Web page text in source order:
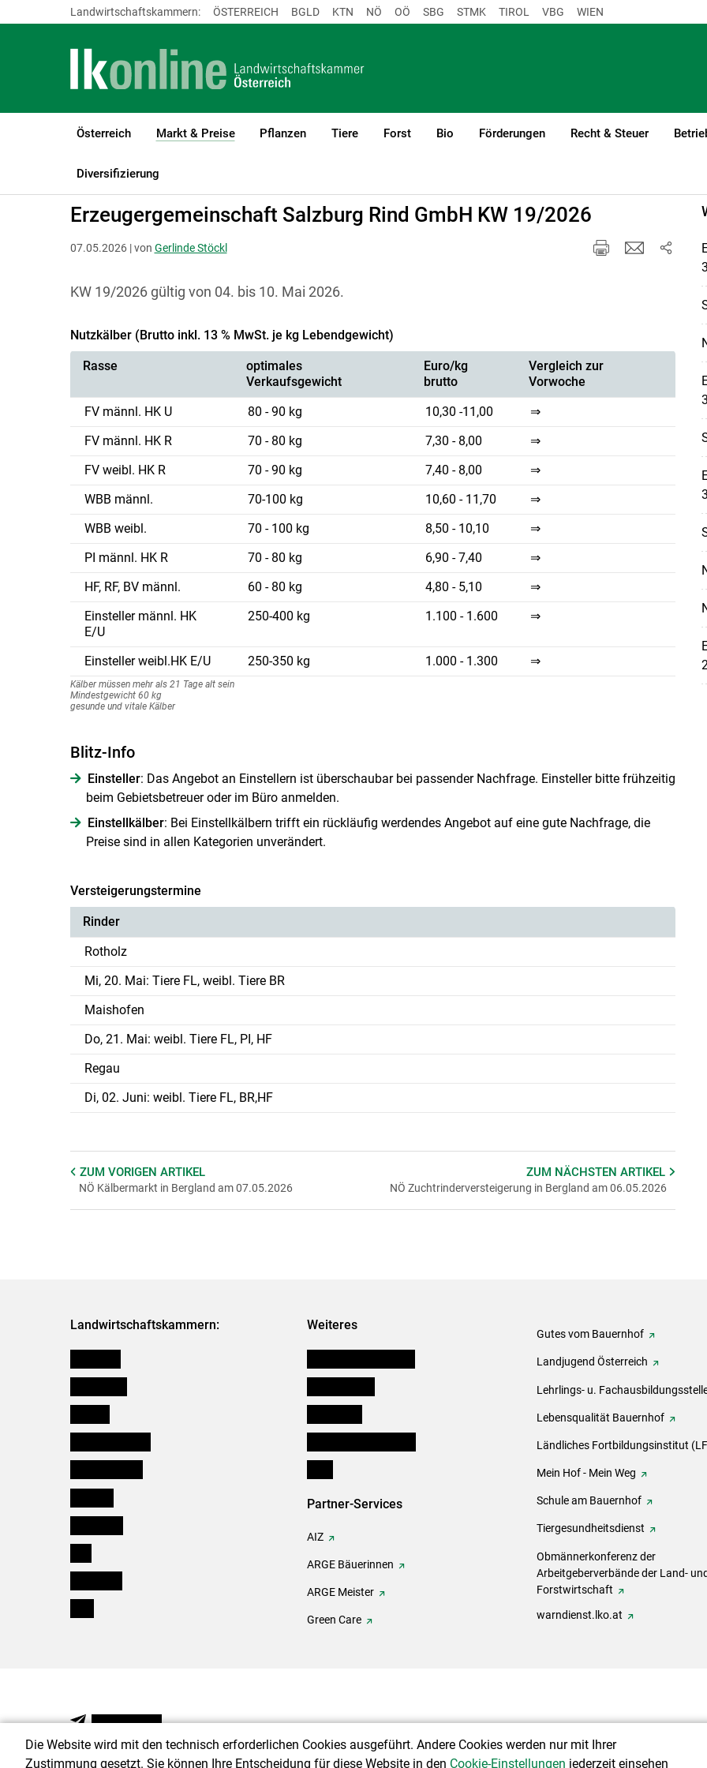
Landwirtschaftskammern: ÖSTERREICH BGLD KTN NÖ OÖ SBG STMK TIROL VBG WIEN
Österreich Markt & Preise
(current)1
Pflanzen Tiere Forst Bio Förderungen Recht & Steuer
Diversifizierung
LK Österreich Markt & Preise
Erzeugergemeinschaft Salzburg Rind GmbH KW 19/2026
07.05.2026 | von Gerlinde Stöckl
KW 19/2026 gültig von 04. bis 10. Mai 2026.
Nutzkälber (Brutto inkl. 13 % MwSt. je kg Lebendgewicht)
Rasse
optimales
Verkaufsgewicht
Euro/kg
brutto
Vergleich zur
Vorwoche
FV männl. HK U
80 - 90 kg 10,30 -11,00
⇒
FV männl. HK R
70 - 80 kg 7,30 - 8,00
⇒
FV weibl. HK R
70 - 90 kg 7,40 - 8,00
⇒
WBB männl.
70-100 kg 10,60 - 11,70
⇒
WBB weibl.
70 - 100 kg 8,50 - 10,10
⇒
PI männl. HK R
70 - 80 kg 6,90 - 7,40
⇒
HF, RF, BV männl.
60 - 80 kg 4,80 - 5,10
⇒
Einsteller männl. HK
E/U
250-400 kg 1.100 - 1.600 ⇒
Einsteller weibl.HK E/U 250-350 kg 1.000 - 1.300 ⇒
Kälber müssen mehr als 21 Tage alt sein
Mindestgewicht 60 kg
gesunde und vitale Kälber
Blitz-Info
Einsteller: Das Angebot an Einstellern ist überschaubar bei passender Nachfrage. Einsteller bitte frühzeitig
beim Gebietsbetreuer oder im Büro anmelden.
Einstellkälber: Bei Einstellkälbern trifft ein rückläufig werdendes Angebot auf eine gute Nachfrage, die
Preise sind in allen Kategorien unverändert.
Versteigerungstermine
Rinder
Rotholz
Mi, 20. Mai: Tiere FL, weibl. Tiere BR
Maishofen
Do, 21. Mai: weibl. Tiere FL, PI, HF
Regau
Di, 02. Juni: weibl. Tiere FL, BR,HF
ZUM VORIGEN ARTIKEL
NÖ Kälbermarkt in Bergland am 07.05.2026
ZUM NÄCHSTENARTIKEL
NÖ Zuchtrinderversteigerung in Bergland am 06.05.2026
Landwirtschaftskammern: Weiteres
Partner-Services
AIZ
ARGE Bäuerinnen
ARGE Meister
Green Care
Gutes vom Bauernhof
Landjugend Österreich
Lehrlings- u.
Lebensqualität Bauernhof
Ländliches Fortbildungsinstitut
Mein Hof - Mein Weg
Schule am Bauernhof
Tiergesundheitsdienst
Obmännerkonferenz der
Arbeitgeberverbände der Land- und
Forstwirtschaft
warndienst.lko.at
NEWSLETTER
Die Website wird mit den technisch erforderlichen Cookies ausgeführt. Andere Cookies werden nur mit Ihrer
Zustimmung gesetzt. Sie können Ihre Entscheidung für diese Website in den Cookie-Einstellungen jederzeit einsehen